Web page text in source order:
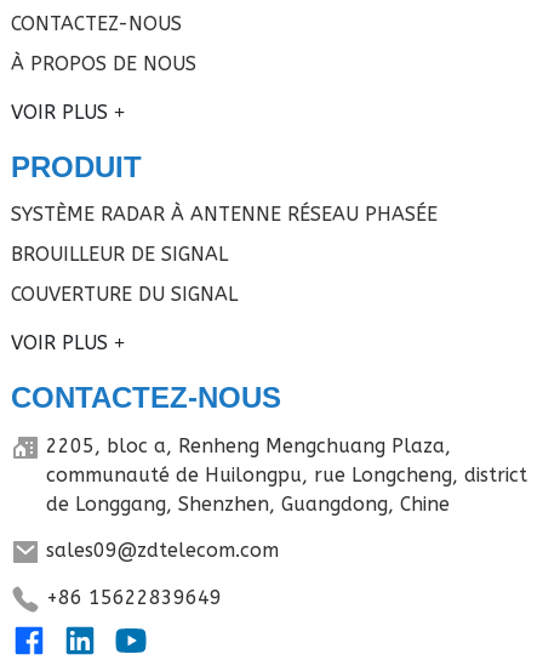
CONTACTEZ-NOUS
À PROPOS DE NOUS
VOIR PLUS
PRODUIT
SYSTÈME RADAR À ANTENNE RÉSEAU PHASÉE
BROUILLEUR DE SIGNAL
COUVERTURE DU SIGNAL
VOIR PLUS
CONTACTEZ-NOUS
2205, bloc a, Renheng Mengchuang Plaza,
communauté de Huilongpu, rue Longcheng, district
de Longgang, Shenzhen, Guangdong, Chine
sales09@zdtelecom.com
+86 15622839649